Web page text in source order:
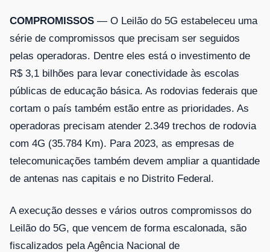
COMPROMISSOS — O Leilão do 5G estabeleceu uma
série de compromissos que precisam ser seguidos
pelas operadoras. Dentre eles está o investimento de
R$ 3,1 bilhões para levar conectividade às escolas
públicas de educação básica. As rodovias federais que
cortam o país também estão entre as prioridades. As
operadoras precisam atender 2.349 trechos de rodovia
com 4G (35.784 Km). Para 2023, as empresas de
telecomunicações também devem ampliar a quantidade
de antenas nas capitais e no Distrito Federal.
A execução desses e vários outros compromissos do
Leilão do 5G, que vencem de forma escalonada, são
fiscalizados pela Agência Nacional de